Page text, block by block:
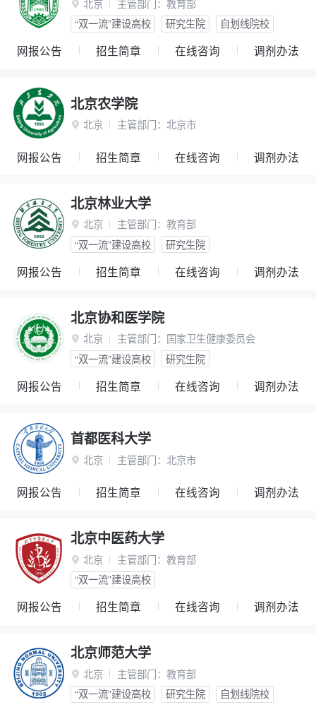
 北京 主管部门： 教育部
“双一流”建设高校
研究生院 自划线院校
网报公告 招生简章 在线咨询 调剂办法
北京农学院
 北京 主管部门： 北京市
网报公告 招生简章 在线咨询 调剂办法
北京林业大学
 北京 主管部门： 教育部
“双一流”建设高校
研究生院
网报公告 招生简章 在线咨询 调剂办法
北京协和医学院
 北京 主管部门： 国家卫生健康委员会
“双一流”建设高校
研究生院
网报公告 招生简章 在线咨询 调剂办法
首都医科大学
 北京 主管部门： 北京市
网报公告 招生简章 在线咨询 调剂办法
北京中医药大学
 北京 主管部门： 教育部
“双一流”建设高校
网报公告 招生简章 在线咨询 调剂办法
北京师范大学
 北京 主管部门： 教育部
“双一流”建设高校
研究生院 自划线院校